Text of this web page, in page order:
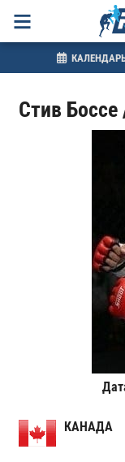
Стив Боссе
КАНАДА